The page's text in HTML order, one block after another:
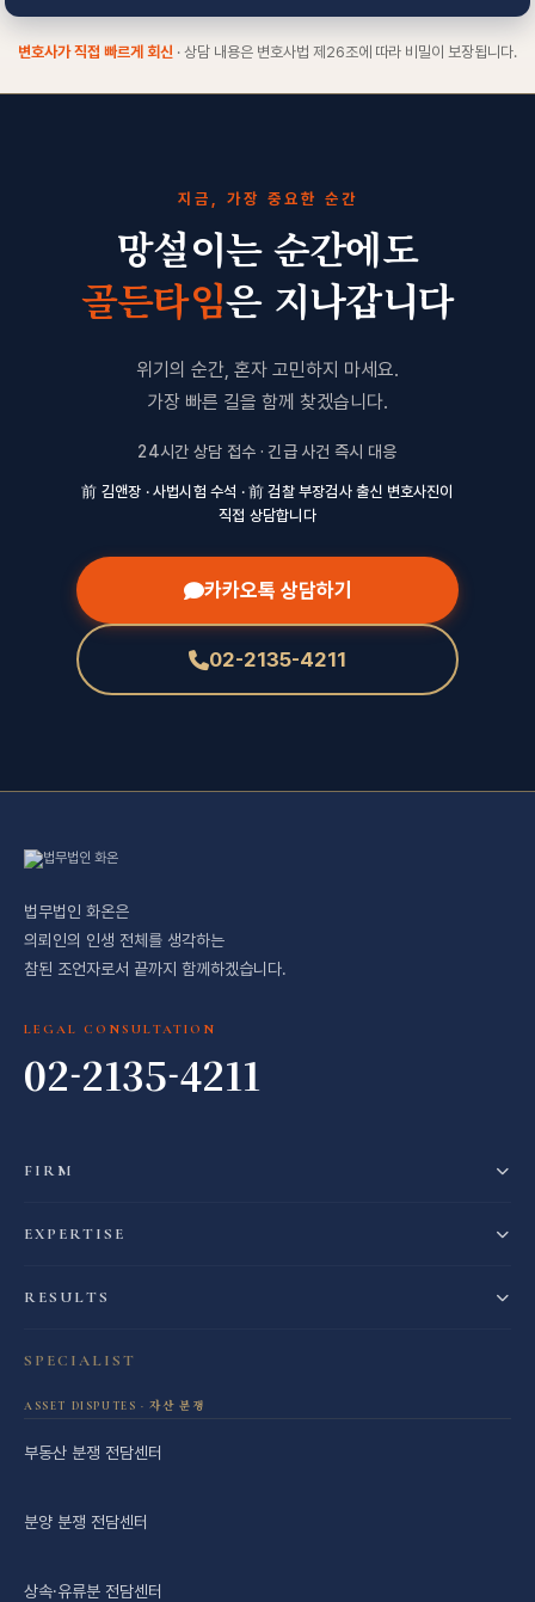
변호사가 직접 빠르게 회신 · 상담 내용은 변호사법 제26조에 따라 비밀이 보장됩니다.
지금, 가장 중요한 순간
망설이는 순간에도
골든타임은 지나갑니다
위기의 순간, 혼자 고민하지 마세요.
가장 빠른 길을 함께 찾겠습니다.
24시간 상담 접수 · 긴급 사건 즉시 대응
前 김앤장 · 사법시험 수석 · 前 검찰 부장검사 출신 변호사진이
직접 상담합니다
카카오톡 상담하기
02-2135-4211
법무법인 화온은
의뢰인의 인생 전체를 생각하는
참된 조언자로서 끝까지 함께하겠습니다.
LEGAL CONSULTATION
02-2135-4211
FIRM
EXPERTISE
RESULTS
SPECIALIST
ASSET DISPUTES · 자산 분쟁
부동산 분쟁 전담센터
분양 분쟁 전담센터
상속·유류분 전담센터